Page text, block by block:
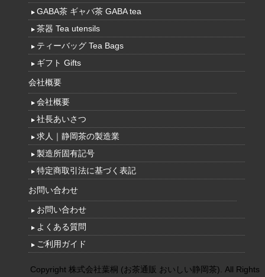
GABA茶 ギャバ茶 GABA tea
茶器 Tea utensils
ティーバッグ Tea Bags
ギフト Gifts
会社概要
会社概要
社長あいさつ
求人｜静岡茶の製造業
製造所固有記号
特定商取引法に基づく表記
お問い合わせ
お問い合わせ
よくある質問
ご利用ガイド
Copyright 株式会社葉桐 (お茶通販 おいしい静岡茶). All Rights